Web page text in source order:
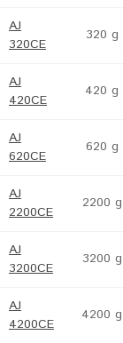
AJ
320CE
320 g
AJ
420CE
420 g
AJ
620CE
620 g
AJ
2200CE
2200 g
AJ
3200CE
3200 g
AJ
4200CE
4200 g